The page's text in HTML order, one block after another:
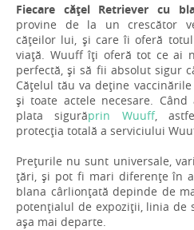
Fiecare cățel Retriever cu
provine de la un crescător
cățeilor lui, și care îi oferă
viață. Wuuff îți oferă tot ce ai
perfectă, și să fii absolut sigur
Cățelul tău va deține
și toate actele necesare.
plata sigurăprin Wuuff,
protecția totală a serviciului
Prețurile nu sunt universale,
țări, și pot fi mari diferențe în
blana cârlionțată depinde de
potențialul de expoziții, linia de
așa mai departe.